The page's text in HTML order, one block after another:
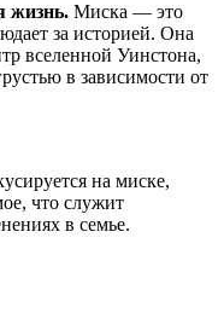
жизнь. Миска — это
за историей. Она
вселенной Уинстона,
в зависимости от
на миске,
что служит
в семье.